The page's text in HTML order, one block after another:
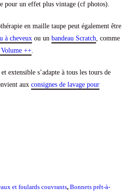
pour un effet plus vintage (cf photos).
en maille taupe peut également être
à cheveux ou un bandeau Scratch, comme
Volume ++.
extensible s’adapte à tous les tours de
aux consignes de lavage pour
et foulards couvrants, Bonnets prêt-à-